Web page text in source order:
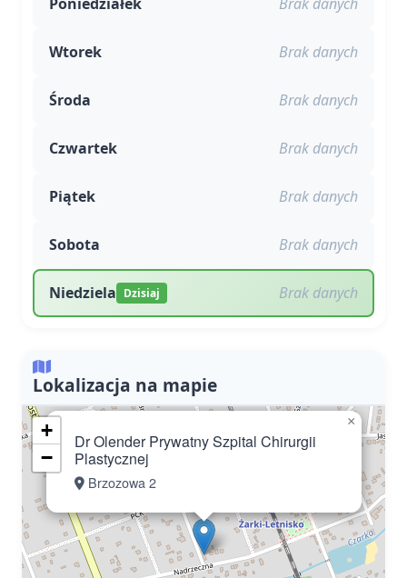
Wtorek Brak danych
Środa Brak danych
Czwartek Brak danych
Piątek Brak danych
Sobota Brak danych
Niedziela Dzisiaj Brak danych
Lokalizacja na mapie
Dr Olender Prywatny Szpital Chirurgii
Plastycznej
Brzozowa 2
×
+
−